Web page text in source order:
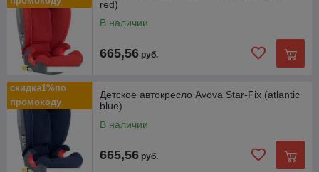
red)
В наличии
665,56 руб.
скидка1%по
промокоду
Детское автокресло Avova Star-Fix (atlantic
blue)
В наличии
665,56 руб.